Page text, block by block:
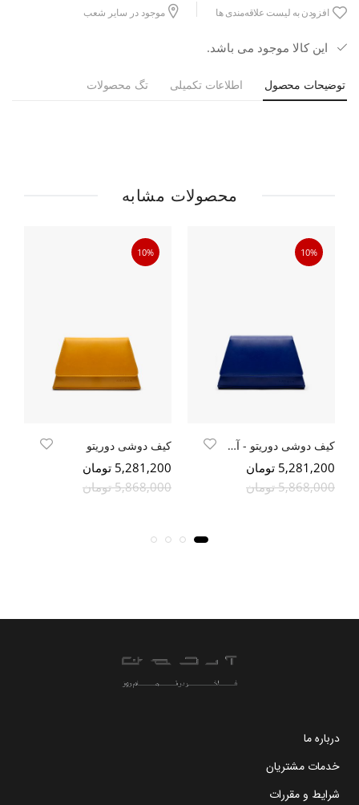
افزودن به لیست علاقه‌مندی ها موجود در سایر شعب
این کالا موجود می باشد.
توضیحات محصول اطلاعات تکمیلی تگ محصولات
محصولات مشابه
10%
کیف دوشی دوریتو - آبی کاربنی
5,281,200 تومان
5,868,000 تومان
10%
کیف دوشی دوریتو
5,281,200 تومان
5,868,000 تومان
درباره ما
خدمات مشتریان
شرایط و مقررات